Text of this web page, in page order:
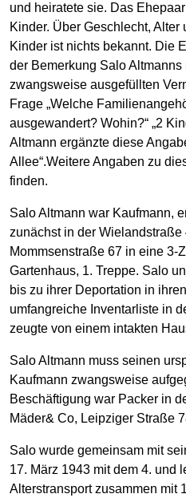
und heiratete sie. Das
Kinder. Über Geschlecht,
Kinder ist nichts bekannt. Die
der Bemerkung Salo
zwangsweise ausgefüllten
Frage „Welche
ausgewandert? Wohin?“ „2
Altmann ergänzte diese
Allee“.Weitere Angaben zu
finden.
Salo Altmann war Kaufmann,
zunächst in der
Mommsenstraße 67 in eine 3-
Gartenhaus, 1. Treppe. Salo
bis zu ihrer Deportation in
umfangreiche Inventarliste in
zeugte von einem intakten
Salo Altmann muss seinen
Kaufmann zwangsweise
Beschäftigung war Packer in
Mäder& Co, Leipziger Straße
Salo wurde gemeinsam mit
17. März 1943 mit dem 4. und
Alterstransport zusammen mit